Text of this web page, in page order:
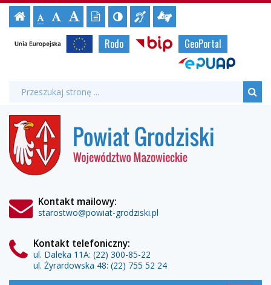
Fundusz
Solidarnościowy
Powiat
Grodziski
Ustawienia
strony
Strona
główna
Czcionka,
jej
na
Czcionka
standardowa
Czcionka
powiększona
Czcionka
duża
Wersja
tekstowa
Kontrast
(włącz/wyłącz)
Informacja
dla
niesłyszących
Tłumacz
migowy
online
Strony
Unia
Europejska
Rodo
Biuletyn
Informacji
Publicznej
GeoPortal
ePUAP
Wyszukiwarka
Formularz
Wyszukiwana
fraza:
Powiat
Grodziski
Kontakt mailowy:
starostwo@powiat-grodziski.pl
Kontakt telefoniczny:
ul. Daleka 11A: (22) 300-85-22
ul. Żyrardowska 48: (22) 755 52 24